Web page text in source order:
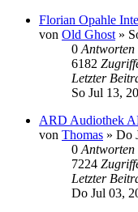
Florian Opahle
von Old Ghost »
0 Antworten
6182
Letzter
So Jul 13,
ARD Audiothek
von Thomas » Do
0 Antworten
7224
Letzter
Do Jul 03,